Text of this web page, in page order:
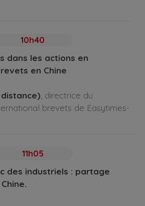
10h40
dans les actions en
en Chine
distance) , directrice du
brevets de Easytimes-
11h05
des industriels : partage